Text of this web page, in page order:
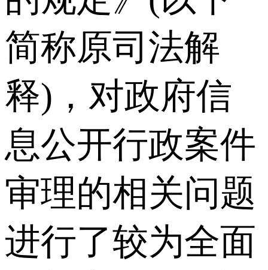
简称原司法解
释)，对政府信
息公开行政案件
审理的相关问题
进行了较为全面